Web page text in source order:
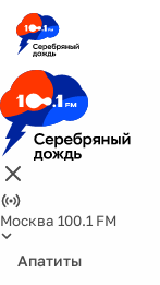
Москва 100.1 FM
Апатиты